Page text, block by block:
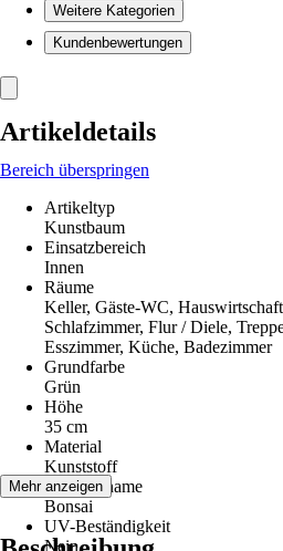
Weitere Kategorien
Kundenbewertungen
Artikeldetails
Bereich überspringen
Artikeltyp
Kunstbaum
Einsatzbereich
Innen
Räume
Keller, Gäste-WC,
Schlafzimmer, Flur / Diele,
Esszimmer, Küche, Badezimmer
Grundfarbe
Grün
Höhe
35 cm
Material
Kunststoff
Pflanzenname
Bonsai
UV-Beständigkeit
Nein
Mehr anzeigen